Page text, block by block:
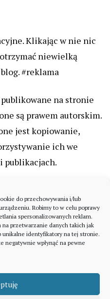
do przechowywania i/lub
Robimy to w celu poprawy
spersonalizowanych reklam.
przetwarzanie danych takich jak
unikalne identyfikatory na tej stronie.
negatywnie wpłynąć na pewne
Klikając w nie nic
niewielką
#reklama
na stronie
są prawem autorskim.
jest kopiowanie,
ich we
publikacjach.